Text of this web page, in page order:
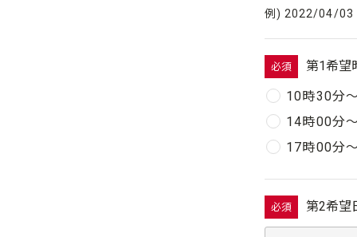
例) 2022/04/03
必須
第1希望
10時30分〜
14時00分〜
17時00分〜
必須 第2希望